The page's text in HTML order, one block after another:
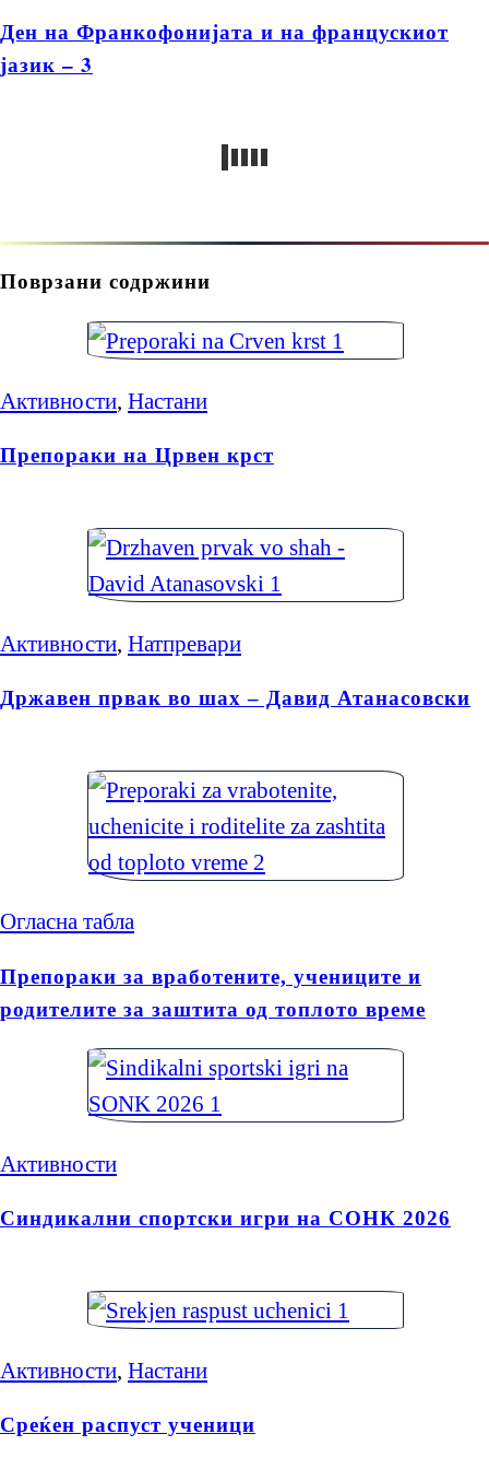
Ден на Франкофонијата и на францускиот
јазик – 3
Поврзани содржини
Активности, Настани
Препораки на Црвен крст
Активности, Натпревари
Државен првак во шах – Давид Атанасовски
Огласна табла
Препораки за вработените, учениците и
родителите за заштита од топлото време
Активности
Синдикални спортски игри на СОНК 2026
Активности, Настани
Среќен распуст ученици